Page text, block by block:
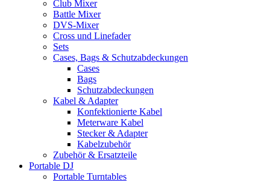
Club Mixer
Battle Mixer
DVS-Mixer
Cross und Linefader
Sets
Cases, Bags & Schutzabdeckungen
Cases
Bags
Schutzabdeckungen
Kabel & Adapter
Konfektionierte Kabel
Meterware Kabel
Stecker & Adapter
Kabelzubehör
Zubehör & Ersatzteile
Portable DJ
Portable Turntables